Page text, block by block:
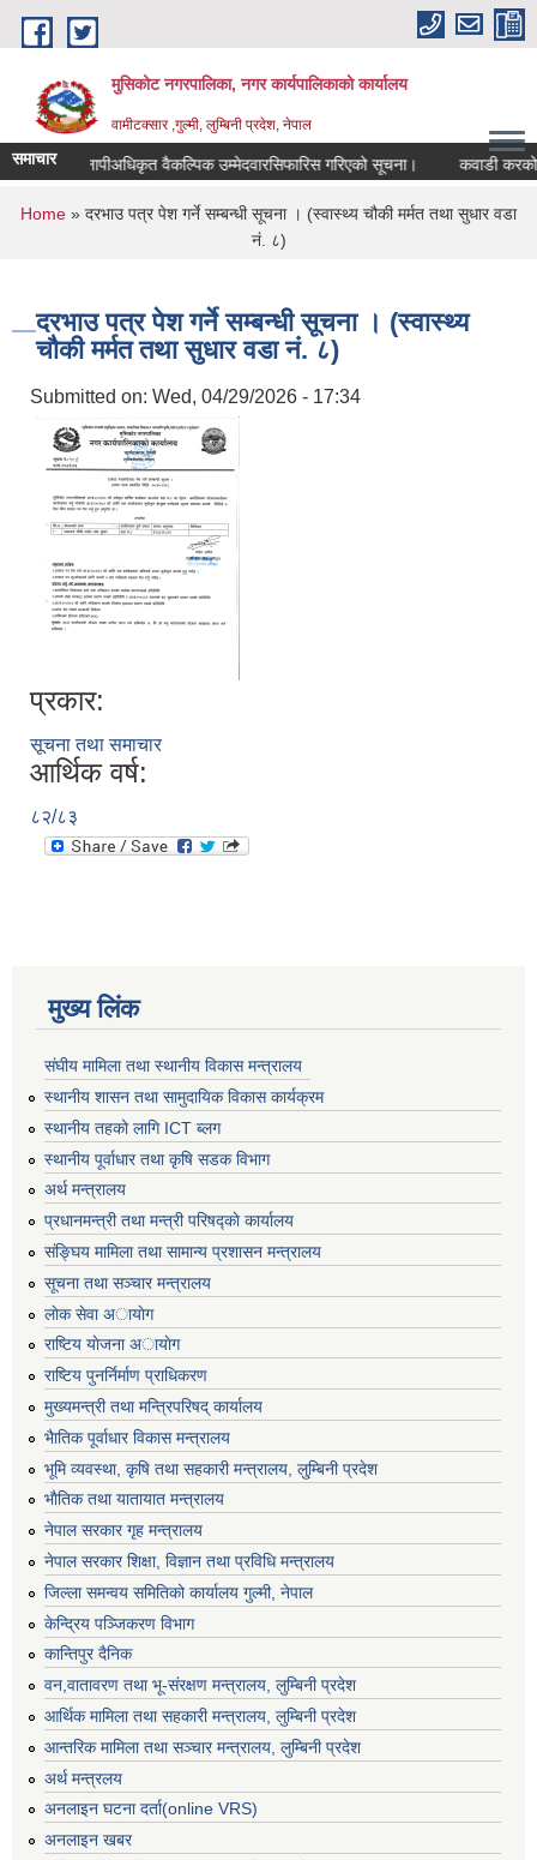
Skip to main content
मुसिकोट नगरपालिका, नगर कार्यपालिकाकाे कार्यालय
वामीटक्सार ,गुल्मी, लुम्बिनी प्रदेश, नेपाल
समाचारनापीअधिकृत वैकल्पिक उम्मेदवारसिफारिस गरिएको सूचना। कवाडी करको
You are here
Home » दरभाउ पत्र पेश गर्ने सम्बन्धी सूचना । (स्वास्थ्य चौकी मर्मत तथा सुधार वडा
नं. ८)
दरभाउ पत्र पेश गर्ने सम्बन्धी सूचना । (स्वास्थ्य
चौकी मर्मत तथा सुधार वडा नं. ८)
Submitted on: Wed, 04/29/2026 - 17:34
प्रकार:
सूचना तथा समाचार
आर्थिक वर्ष:
८२/८३
मुख्य लिंक
संघीय मामिला तथा स्थानीय विकास मन्त्रालय
स्थानीय शासन तथा सामुदायिक विकास कार्यक्रम
स्थानीय तहको लागि ICT ब्लग
स्थानीय पूर्वाधार तथा कृषि सडक विभाग
अर्थ मन्त्रालय
प्रधानमन्त्री तथा मन्त्री परिषद्काे कार्यालय
संङ्घिय मामिला तथा सामान्य प्रशासन मन्त्रालय
सूचना तथा सञ्चार मन्त्रालय
लाेक सेवा अायाेग
राष्टिय याेजना अायाेग
राष्टिय पुनर्निर्माण प्राधिकरण
मुख्यमन्त्री तथा मन्त्रिपरिषद् कार्यालय
भैातिक पूर्वाधार विकास मन्त्रालय
भूमि व्यवस्था, कृषि तथा सहकारी मन्त्रालय, लु्म्बिनी प्रदेश
भाैतिक तथा यातायात मन्त्रालय
नेपाल सरकार गृह मन्त्रालय
नेपाल सरकार शिक्षा, विज्ञान तथा प्रविधि मन्त्रालय
जिल्ला समन्वय समितिको कार्यालय गुल्मी, नेपाल
केन्द्रिय पञ्जिकरण विभाग
कान्तिपुर दैनिक
वन,वातावरण तथा भू-संरक्षण मन्त्रालय, लुम्बिनी प्रदेश
आर्थिक मामिला तथा सहकारी मन्त्रालय, लुम्बिनी प्रदेश
आन्तरिक मामिला तथा सञ्चार मन्त्रालय, लुम्बिनी प्रदेश
अर्थ मन्त्रलय
अनलाइन घटना दर्ता(online VRS)
अनलाइन खबर